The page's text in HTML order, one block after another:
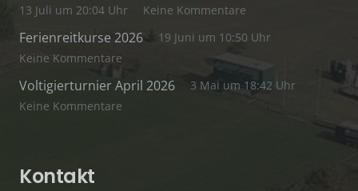
13 Juli um 20:04 Uhr Keine Kommentare
Ferienreitkurse 2026
19 Juni um 10:50 Uhr
Keine Kommentare
Voltigierturnier April 2026
3 Mai um 18:42 Uhr
Keine Kommentare
Kontakt